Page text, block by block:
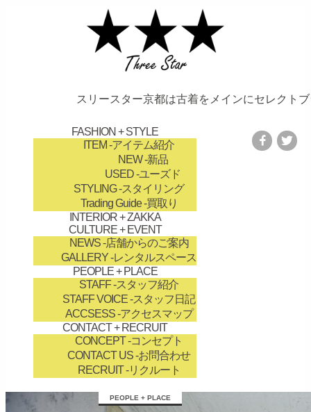
スリースター京都は古着をメインにセレクト
FASHION + STYLE
ITEM -アイテム紹介
NEW-新品
USED-ユーズド
STYLING-スタイリング
Trading Guide-買取り
INTERIOR + ZAKKA
CULTURE + EVENT
NEWS-店舗からのご案内
GALLERY-レンタルスペース
PEOPLE + PLACE
STAFF-スタッフ紹介
STAFF VOICE-スタッフ日記
ACCSESS-アクセスマップ
CONTACT + RECRUIT
CONCEPT-コンセプト
CONTACT US-お問合わせ
RECRUIT-リクルート
PEOPLE + PLACE